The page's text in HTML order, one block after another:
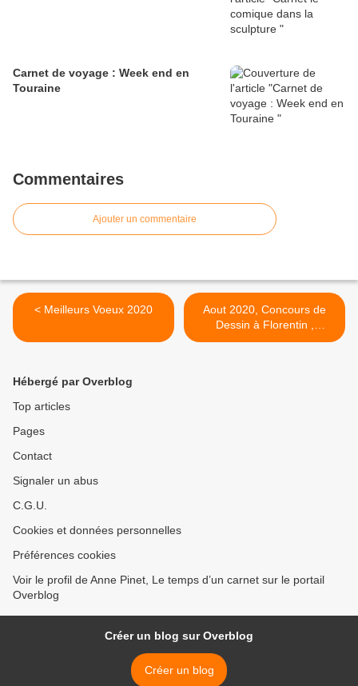
Carnet de voyage : Week end en
Touraine
Commentaires
Ajouter un commentaire
< Meilleurs Voeux 2020
Aout 2020, Concours de
Dessin à Florentin ,
Aveyron. >
Hébergé par Overblog
Top articles
Pages
Contact
Signaler un abus
C.G.U.
Cookies et données personnelles
Préférences cookies
Voir le profil de Anne Pinet, Le temps d’un carnet sur le portail
Overblog
Créer un blog sur Overblog
Créer un blog